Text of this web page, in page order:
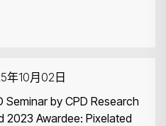
年10月02日
Seminar by CPD Research
2023 Awardee: Pixelated